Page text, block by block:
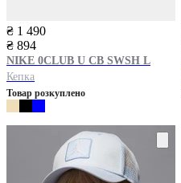
₴ 1 490
₴ 894
NIKE 0CLUB U CB SWSH L
Кепка
Товар розкуплено